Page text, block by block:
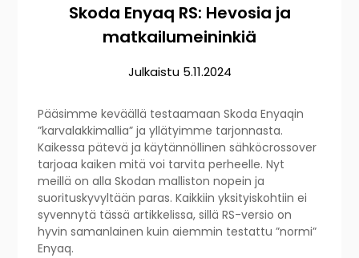
Skoda Enyaq RS: Hevosia ja
matkailumeininkiä
Julkaistu 5.11.2024
Pääsimme keväällä testaamaan Skoda Enyaqin
”karvalakkimallia” ja yllätyimme tarjonnasta.
Kaikessa pätevä ja käytännöllinen sähköcrossover
tarjoaa kaiken mitä voi tarvita perheelle. Nyt
meillä on alla Skodan malliston nopein ja
suorituskyvyltään paras. Kaikkiin yksityiskohtiin ei
syvennytä tässä artikkelissa, sillä RS-versio on
hyvin samanlainen kuin aiemmin testattu ”normi”
Enyaq.